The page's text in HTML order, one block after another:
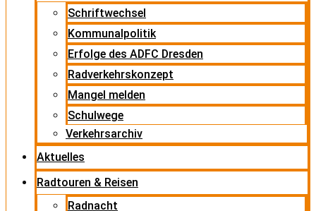
Schriftwechsel
Kommunalpolitik
Erfolge des ADFC Dresden
Radverkehrskonzept
Mangel melden
Schulwege
Verkehrsarchiv
Aktuelles
Radtouren & Reisen
Radnacht